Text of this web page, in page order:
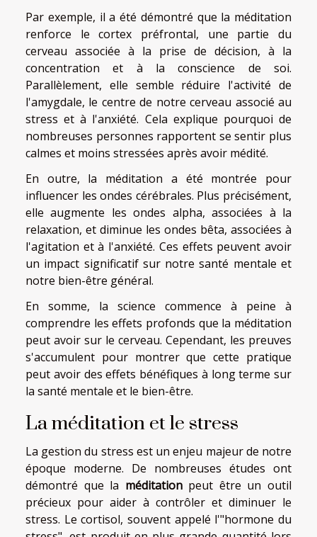
Par exemple, il a été démontré que la méditation
renforce le cortex préfrontal, une partie du
cerveau associée à la prise de décision, à la
concentration et à la conscience de soi.
Parallèlement, elle semble réduire l'activité de
l'amygdale, le centre de notre cerveau associé au
stress et à l'anxiété. Cela explique pourquoi de
nombreuses personnes rapportent se sentir plus
calmes et moins stressées après avoir médité.
En outre, la méditation a été montrée pour
influencer les ondes cérébrales. Plus précisément,
elle augmente les ondes alpha, associées à la
relaxation, et diminue les ondes bêta, associées à
l'agitation et à l'anxiété. Ces effets peuvent avoir
un impact significatif sur notre santé mentale et
notre bien-être général.
En somme, la science commence à peine à
comprendre les effets profonds que la méditation
peut avoir sur le cerveau. Cependant, les preuves
s'accumulent pour montrer que cette pratique
peut avoir des effets bénéfiques à long terme sur
la santé mentale et le bien-être.
La méditation et le stress
La gestion du stress est un enjeu majeur de notre
époque moderne. De nombreuses études ont
démontré que la méditationpeut être un outil
précieux pour aider à contrôler et diminuer le
stress. Le cortisol, souvent appelé l'"hormone du